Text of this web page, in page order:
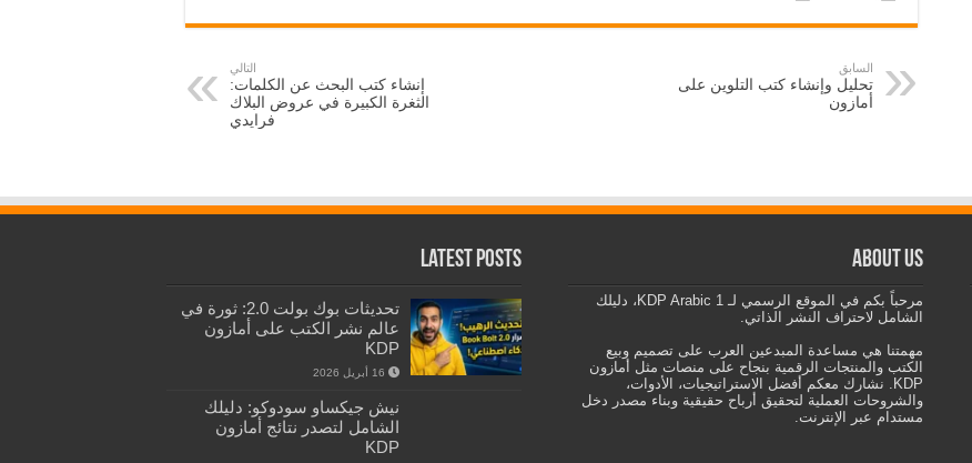
السابق
تحليل وإنشاء كتب التلوين على
أمازون
التالي
إنشاء كتب البحث عن الكلمات:
الثغرة الكبيرة في عروض البلاك
فرايدي
About us
مرحباً بكم في الموقع الرسمي لـ KDP Arabic 1، دليلك
الشامل لاحتراف النشر الذاتي.
مهمتنا هي مساعدة المبدعين العرب على تصميم وبيع
الكتب والمنتجات الرقمية بنجاح على منصات مثل أمازون
KDP. نشارك معكم أفضل الاستراتيجيات، الأدوات،
والشروحات العملية لتحقيق أرباح حقيقية وبناء مصدر دخل
مستدام عبر الإنترنت.
Latest Posts
تحديثات بوك بولت 2.0: ثورة في
عالم نشر الكتب على أمازون
KDP
16 أبريل 2026
نيش جيكساو سودوكو: دليلك
الشامل لتصدر نتائج أمازون
KDP